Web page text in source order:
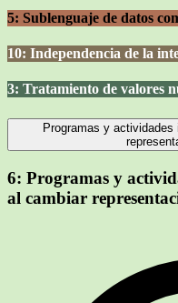
5: Sublenguaje de datos
10: Independencia de la
3: Tratamiento de valores
Programas y
6: Programas y
al cambiar